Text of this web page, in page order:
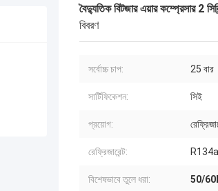
বৈদ্যুতিক বিটজার এয়ার কম্প্রেসার 2
বিবরণ
সর্বোচ্চ চাপ: 25 বার
সার্টিফিকেশন: সিই
প্রয়োগ:
রেফ্রিজারেন্ট:
বিশেষভাবে তুলে ধরা: 50/